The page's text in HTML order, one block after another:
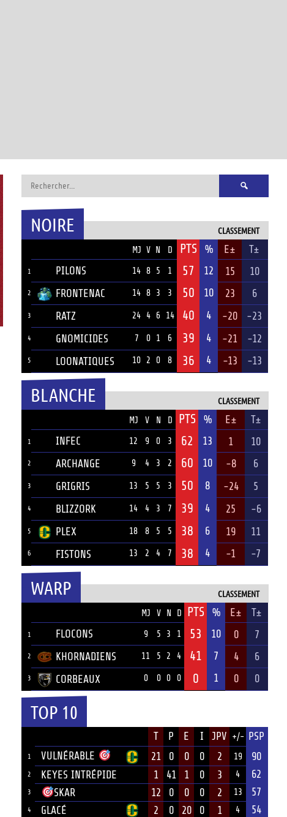
Rechercher :
CLASSEMENT
NOIRE
MJ V N D PTS % E± T±
1 PILONS 14 8 5 1 57 12 15 10
2 FRONTENAC 14 8 3 3 50 10 23 6
3 RATZ 24 4 6 14 40 4 -20 -23
4 GNOMICIDES 7 0 1 6 39 4 -21 -12
5 LOONATIQUES 10 2 0 8 36 4 -13 -13
CLASSEMENT
BLANCHE
MJ V N D PTS % E± T±
1 INFEC 12 9 0 3 62 13 1 10
2 ARCHANGE 9 4 3 2 60 10 -8 6
3 GRIGRIS 13 5 5 3 50 8 -24 5
4 BLIZZORK 14 4 3 7 39 4 25 -6
5 PLEX 18 8 5 5 38 6 19 11
6 FISTONS 13 2 4 7 38 4 -1 -7
CLASSEMENT
WARP
MJ V N D PTS % E± T±
1 FLOCONS 9 5 3 1 53 10 0 7
2 KHORNADIENS 11 5 2 4 41 7 4 6
3 CORBEAUX 0 0 0 0 0 1 0 0
TOP 10
T P E I JPV +/- PSP
1 VULNÉRABLE 21 0 0 0 2 19 90
2 KEYES INTRÉPIDE 1 41 1 0 3 4 62
3 SKAR 12 0 0 0 2 13 57
4 GLACÉ 2 0 20 0 1 4 54